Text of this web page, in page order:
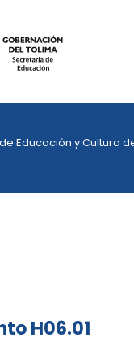
Educación y Cultura
H06.01